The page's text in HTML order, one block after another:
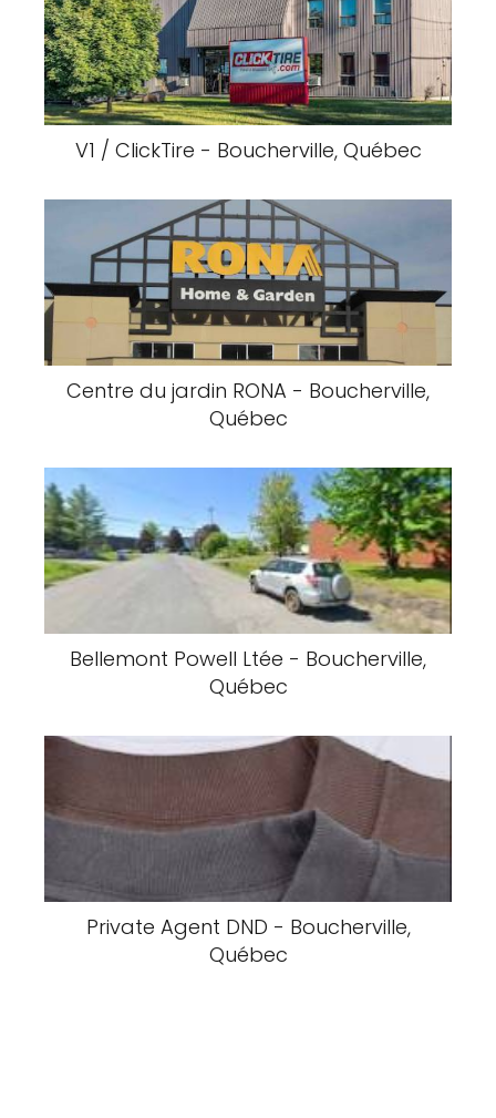
V1 / ClickTire - Boucherville, Québec
Centre du jardin RONA - Boucherville,
Québec
Bellemont Powell Ltée - Boucherville,
Québec
Private Agent DND - Boucherville,
Québec